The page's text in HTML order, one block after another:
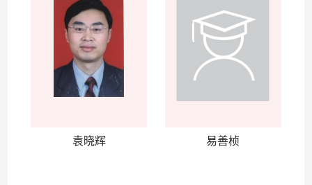
袁晓辉 易善桢